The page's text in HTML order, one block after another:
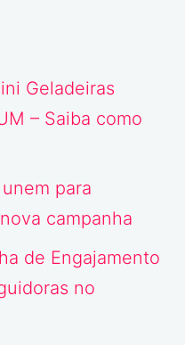
Geladeiras
– Saiba como
para
campanha
de Engajamento
no